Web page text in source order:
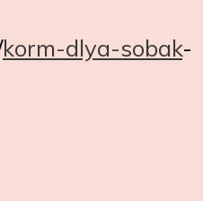
korm-dlya-sobak-